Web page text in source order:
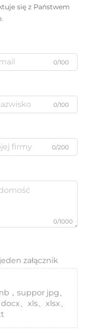
kanapki czy
się z Państwem
0/100
0/100
0/200
0/1000
załącznik
，suppor jpg、
、xls、xlsx、